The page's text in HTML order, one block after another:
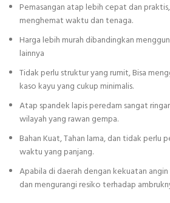
Pemasangan atap lebih cepat dan
menghemat waktu dan tenaga.
Harga lebih murah dibandingkan
lainnya
Tidak perlu struktur yang rumit, Bisa
kaso kayu yang cukup minimalis.
Atap spandek lapis peredam sangat
wilayah yang rawan gempa.
Bahan Kuat, Tahan lama, dan tidak perlu
waktu yang panjang.
Apabila di daerah dengan kekuatan
dan mengurangi resiko terhadap